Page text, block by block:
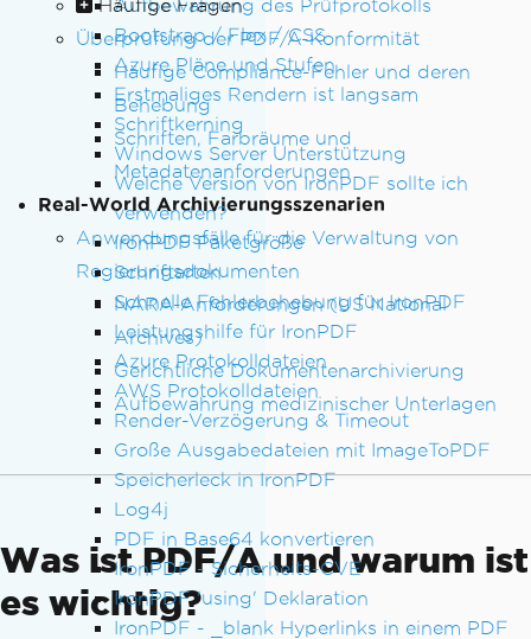
Häufige Fragen
Bootstrap / Flex / CSS
Azure Pläne und Stufen
Erstmaliges Rendern ist langsam
Schriftkerning
Windows Server Unterstützung
Welche Version von IronPDF sollte ich
verwenden?
IronPDF Paketgröße
Schriftarten
Schnelle Fehlerbehebung für IronPDF
Leistungshilfe für IronPDF
Azure Protokolldateien
AWS Protokolldateien
Render-Verzögerung & Timeout
Große Ausgabedateien mit ImageToPDF
Speicherleck in IronPDF
Log4j
PDF in Base64 konvertieren
IronPDF - Sicherheits-CVE
IronPDF 'using' Deklaration
IronPDF - _blank Hyperlinks in einem PDF
Aufbewahrung des Prüfprotokolls
Überprüfung der PDF/A-Konformität
Häufige Compliance-Fehler und deren
Behebung
Schriften, Farbräume und
Metadatenanforderungen
Real-World Archivierungsszenarien
Anwendungsfälle für die Verwaltung von
Regierungsdokumenten
NARA-Anforderungen (US National
Archives)
Gerichtliche Dokumentenarchivierung
Aufbewahrung medizinischer Unterlagen
Was ist PDF/A und warum ist
es wichtig?